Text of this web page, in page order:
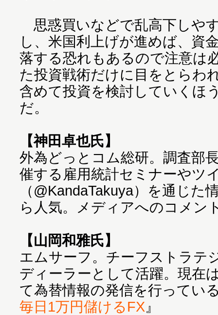
思惑買いなどで乱高下しや
し、米国利上げが進めば、資
落する恐れもあるので注意は
た投資戦術だけに目をとらわ
含めて投資を検討していくほ
だ。
【神田卓也氏】
外為どっとコム総研。調査部
催する雇用統計セミナーやツ
（@KandaTakuya）を通じた
ら人気。メディアへのコメン
【山岡和雅氏】
エムサーフ。チーフストラテ
ディーラーとして活躍。現在
て為替情報の発信を行ってい
毎日1万円儲けるFX 』